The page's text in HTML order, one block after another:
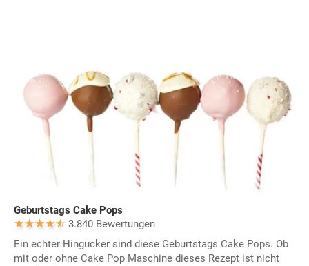
Geburtstags Cake Pops
3.840 Bewertungen
Ein echter Hingucker sind diese Geburtstags Cake Pops. Ob
mit oder ohne Cake Pop Maschine dieses Rezept ist nicht